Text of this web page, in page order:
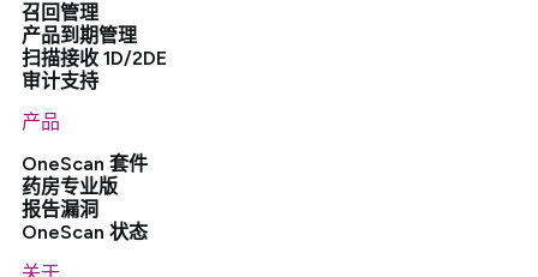
召回管理
产品到期管理
扫描接收 1D/2DE
审计支持
产品
OneScan 套件
药房专业版
报告漏洞
OneScan 状态